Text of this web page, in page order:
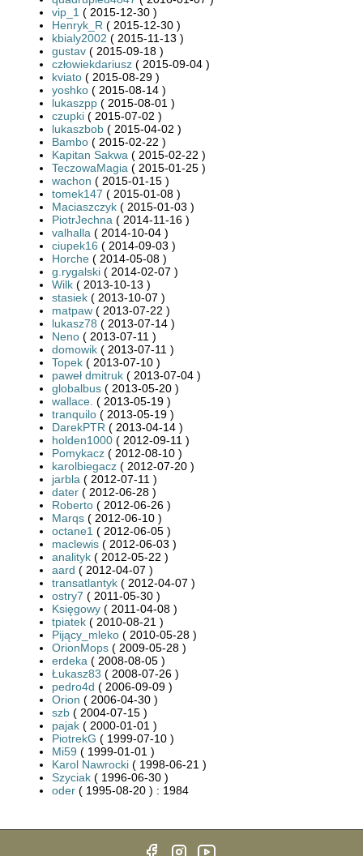
vip_1 ( 2015-12-30 )
Henryk_R ( 2015-12-30 )
kbialy2002 ( 2015-11-13 )
gustav ( 2015-09-18 )
człowiekdariusz ( 2015-09-04 )
kviato ( 2015-08-29 )
yoshko ( 2015-08-14 )
lukaszpp ( 2015-08-01 )
czupki ( 2015-07-02 )
lukaszbob ( 2015-04-02 )
Bambo ( 2015-02-22 )
Kapitan Sakwa ( 2015-02-22 )
TeczowaMagia ( 2015-01-25 )
wachon ( 2015-01-15 )
tomek147 ( 2015-01-08 )
Maciaszczyk ( 2015-01-03 )
PiotrJechna ( 2014-11-16 )
valhalla ( 2014-10-04 )
ciupek16 ( 2014-09-03 )
Horche ( 2014-05-08 )
g.rygalski ( 2014-02-07 )
Wilk ( 2013-10-13 )
stasiek ( 2013-10-07 )
matpaw ( 2013-07-22 )
lukasz78 ( 2013-07-14 )
Neno ( 2013-07-11 )
domowik ( 2013-07-11 )
Topek ( 2013-07-10 )
paweł dmitruk ( 2013-07-04 )
globalbus ( 2013-05-20 )
wallace. ( 2013-05-19 )
tranquilo ( 2013-05-19 )
DarekPTR ( 2013-04-14 )
holden1000 ( 2012-09-11 )
Pomykacz ( 2012-08-10 )
karolbiegacz ( 2012-07-20 )
jarbla ( 2012-07-11 )
dater ( 2012-06-28 )
Roberto ( 2012-06-26 )
Marqs ( 2012-06-10 )
octane1 ( 2012-06-05 )
maclewis ( 2012-06-03 )
analityk ( 2012-05-22 )
aard ( 2012-04-07 )
transatlantyk ( 2012-04-07 )
ostry7 ( 2011-05-30 )
Księgowy ( 2011-04-08 )
tpiatek ( 2010-08-21 )
Pijący_mleko ( 2010-05-28 )
OrionMops ( 2009-05-28 )
erdeka ( 2008-08-05 )
Łukasz83 ( 2008-07-26 )
pedro4d ( 2006-09-09 )
Orion ( 2006-04-30 )
szb ( 2004-07-15 )
pajak ( 2000-01-01 )
PiotrekG ( 1999-07-10 )
Mi59 ( 1999-01-01 )
Karol Nawrocki ( 1998-06-21 )
Szyciak ( 1996-06-30 )
oder ( 1995-08-20 ) : 1984